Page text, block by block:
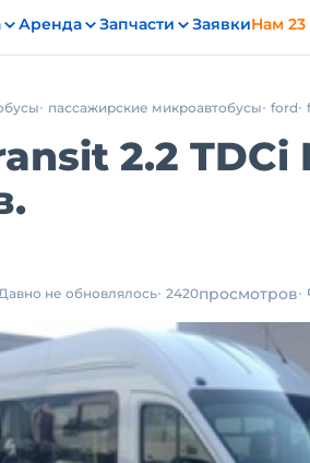
Аренда Запчасти ЗаявкиНам 23
пассажирские микроавтобусы ford
2.2
не обновлялось 2420просмотров